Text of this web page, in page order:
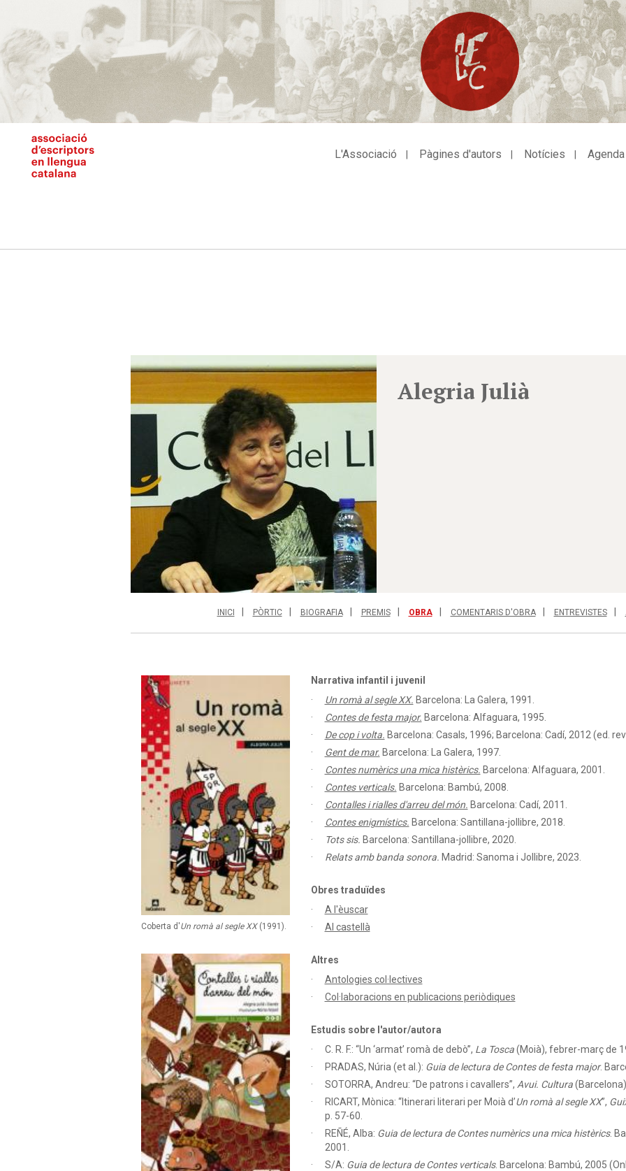
contingut
L'Associació Pàgines d'autors Notícies Agenda
Alegria Julià
INICI PÒRTIC BIOGRAFIA PREMIS OBRA COMENTARIS D'OBRA ENTREVISTES
Coberta d'Un romà al segle XX(1991).
Narrativa infantil i juvenil
Un romà al segle XX. Barcelona: La Galera, 1991.
Contes de festa major. Barcelona: Alfaguara, 1995.
De cop i volta. Barcelona: Casals, 1996; Barcelona: Cadí, 2012 (ed.
Gent de mar. Barcelona: La Galera, 1997.
Contes numèrics una mica histèrics. Barcelona: Alfaguara, 2001.
Contes verticals. Barcelona: Bambú, 2008.
Contalles i rialles d'arreu del món. Barcelona: Cadí, 2011.
Contes enigmístics. Barcelona: Santillana-jollibre, 2018.
Tots sis. Barcelona: Santillana-jollibre, 2020.
Relats amb banda sonora. Madrid: Sanoma i Jollibre, 2023.
Obres traduïdes
A l'èuscar
Al castellà
Altres
Antologies col·lectives
Col·laboracions en publicacions periòdiques
Estudis sobre l'autor/autora
C. R. F.: “Un ‘armat’ romà de debò”, La Tosca(Moià), febrer-març de
PRADAS, Núria (et al.): Guia de lectura de Contes de festa major.
SOTORRA, Andreu: “De patrons i cavallers”, Avui. Cultura
RICART, Mònica: “Itinerari literari per Moià d’Un romà al segle XX”,
p. 57-60.
REÑÉ, Alba: Guia de lectura de Contes numèrics una mica histèrics.
2001.
S/A: Guia de lectura de Contes verticals. Barcelona: Bambú, 2005